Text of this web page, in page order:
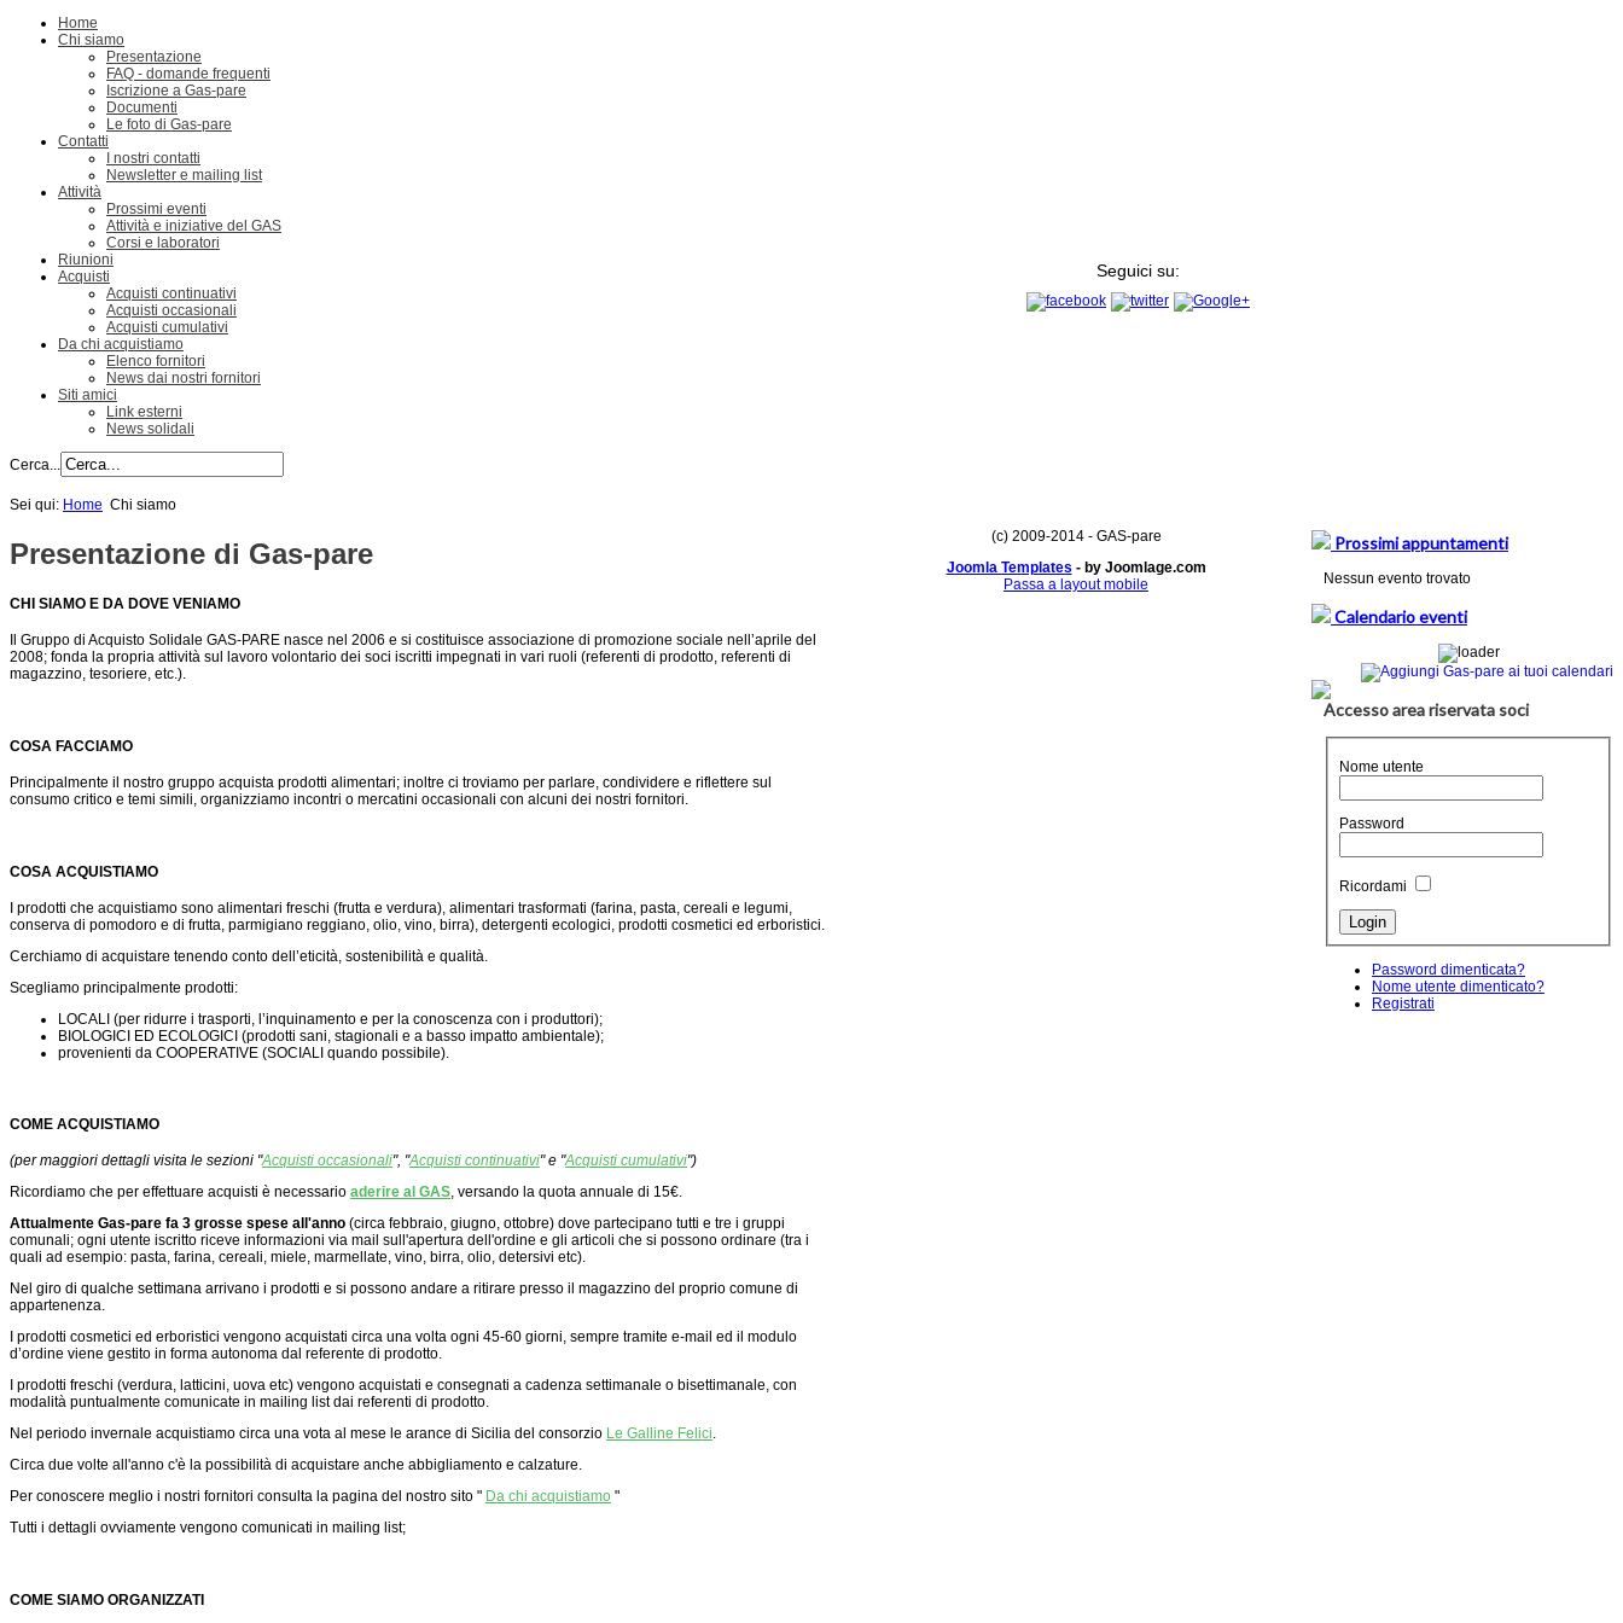
Home
Chi siamo
Presentazione
FAQ - domande frequenti
Iscrizione a Gas-pare
Documenti
Le foto di Gas-pare
Contatti
I nostri contatti
Newsletter e mailing list
Attività
Prossimi eventi
Attività e iniziative del GAS
Corsi e laboratori
Riunioni
Acquisti
Acquisti continuativi
Acquisti occasionali
Acquisti cumulativi
Da chi acquistiamo
Elenco fornitori
News dai nostri fornitori
Siti amici
Link esterni
News solidali
Seguici su:
Cerca...
Sei qui: Home Chi siamo
Prossimi appuntamenti
Nessun evento trovato
Calendario eventi
Accesso area riservata soci
Nome utente
Password
Ricordami
Password dimenticata?
Nome utente dimenticato?
Registrati
Presentazione di Gas-pare
CHI SIAMO E DA DOVE VENIAMO
Il Gruppo di Acquisto Solidale GAS-PARE nasce nel 2006 e si costituisce associazione di promozione sociale nell’aprile del
2008; fonda la propria attività sul lavoro volontario dei soci iscritti impegnati in vari ruoli (referenti di prodotto, referenti di
magazzino, tesoriere, etc.).
COSA FACCIAMO
Principalmente il nostro gruppo acquista prodotti alimentari; inoltre ci troviamo per parlare, condividere e riflettere sul
consumo critico e temi simili, organizziamo incontri o mercatini occasionali con alcuni dei nostri fornitori.
COSA ACQUISTIAMO
I prodotti che acquistiamo sono alimentari freschi (frutta e verdura), alimentari trasformati (farina, pasta, cereali e legumi,
conserva di pomodoro e di frutta, parmigiano reggiano, olio, vino, birra), detergenti ecologici, prodotti cosmetici ed erboristici.
Cerchiamo di acquistare tenendo conto dell’eticità, sostenibilità e qualità.
Scegliamo principalmente prodotti:
LOCALI (per ridurre i trasporti, l’inquinamento e per la conoscenza con i produttori);
BIOLOGICI ED ECOLOGICI (prodotti sani, stagionali e a basso impatto ambientale);
provenienti da COOPERATIVE (SOCIALI quando possibile).
COME ACQUISTIAMO
(per maggiori dettagli visita le sezioni "Acquisti occasionali", "Acquisti continuativi" e "Acquisti cumulativi")
Ricordiamo che per effettuare acquisti è necessario aderire al GAS, versando la quota annuale di 15€.
Attualmente Gas-pare fa 3 grosse spese all'anno (circa febbraio, giugno, ottobre) dove partecipano tutti e tre i gruppi
comunali; ogni utente iscritto riceve informazioni via mail sull'apertura dell'ordine e gli articoli che si possono ordinare (tra i
quali ad esempio: pasta, farina, cereali, miele, marmellate, vino, birra, olio, detersivi etc).
Nel giro di qualche settimana arrivano i prodotti e si possono andare a ritirare presso il magazzino del proprio comune di
appartenenza.
I prodotti cosmetici ed erboristici vengono acquistati circa una volta ogni 45-60 giorni, sempre tramite e-mail ed il modulo
d’ordine viene gestito in forma autonoma dal referente di prodotto.
I prodotti freschi (verdura, latticini, uova etc) vengono acquistati e consegnati a cadenza settimanale o bisettimanale, con
modalità puntualmente comunicate in mailing list dai referenti di prodotto.
Nel periodo invernale acquistiamo circa una vota al mese le arance di Sicilia del consorzio Le Galline Felici.
Circa due volte all'anno c'è la possibilità di acquistare anche abbigliamento e calzature.
Per conoscere meglio i nostri fornitori consulta la pagina del nostro sito " Da chi acquistiamo "
Tutti i dettagli ovviamente vengono comunicati in mailing list;
COME SIAMO ORGANIZZATI
(c) 2009-2014 - GAS-pare
Joomla Templates - by Joomlage.com
Passa a layout mobile